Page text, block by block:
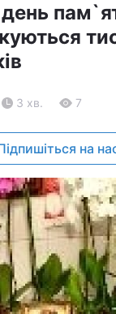
3 хв. 7
на